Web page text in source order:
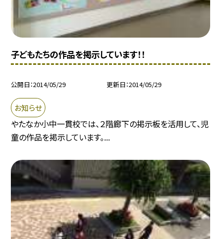
子どもたちの作品を掲示しています！！
公開日 2014/05/29 更新日 2014/05/29
お知らせ
やたなか小中一貫校では、２階廊下の掲示板を活用して、児
童の作品を掲示しています。...